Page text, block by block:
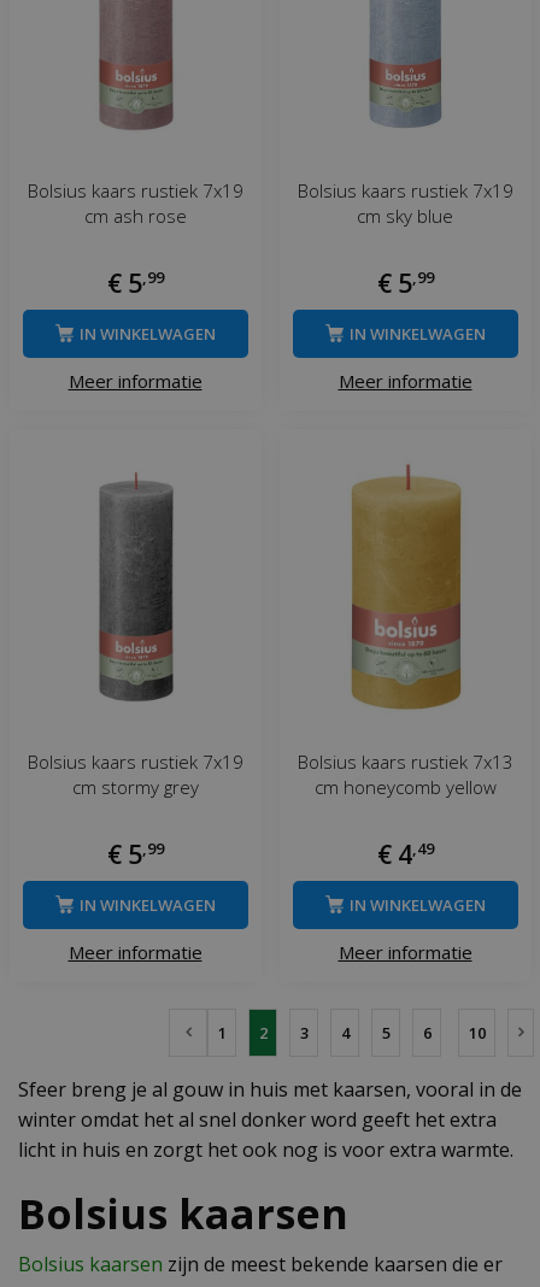
Bolsius kaars rustiek 7x19
cm ash rose
€ 5 99
Meer informatie
IN WINKELWAGEN
Bolsius kaars rustiek 7x19
cm sky blue
€ 5 99
Meer informatie
IN WINKELWAGEN
Bolsius kaars rustiek 7x19
cm stormy grey
€ 5 99
Meer informatie
IN WINKELWAGEN
Bolsius kaars rustiek 7x13
cm honeycomb yellow
€ 4 49
Meer informatie
IN WINKELWAGEN
1 2 3 4 5 6 10
Sfeer breng je al gouw in huis met kaarsen, vooral in de
winter omdat het al snel donker word geeft het extra
licht in huis en zorgt het ook nog is voor extra warmte.
Bolsius kaarsen
Bolsius kaarsen zijn de meest bekende kaarsen die er